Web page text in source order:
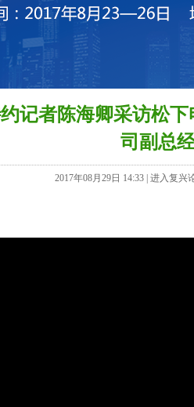
约记者陈海卿采访松
司副总
2017年08月29日 14:33 | 进入复兴